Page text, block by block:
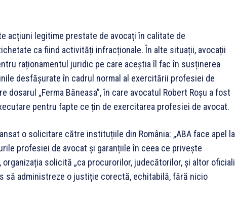
acțiuni legitime prestate de avocați în calitate de
ca fiind activități infracționale. În alte situații, avocații
raționamentul juridic pe care aceștia îl fac în susținerea
desfășurate în cadrul normal al exercitării profesiei de
„Ferma Băneasa”, în care avocatul Robert Roșu a fost
pentru fapte ce țin de exercitarea profesiei de avocat.
o solicitare către instituțiile din România: „ABA face apel la
profesiei de avocat și garanțiile în ceea ce privește
organizația solicită „ca procurorilor, judecătorilor, și altor oficiali
să administreze o justiție corectă, echitabilă, fără nicio